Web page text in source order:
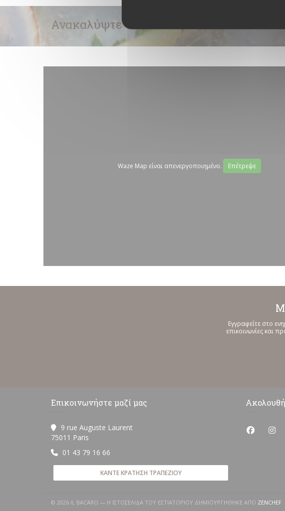
Ανακαλύψτε το μενού μας
Waze Map είναι απενεργοποιημένο. Επέτρεψε
Εγγραφείτε στο
επικοινωνίες και
Επικοινωνήστε μαζί μας
9 rue Auguste Laurent
75011 Paris
01 43 79 16 66
ΚΆΝΤΕ ΚΡΆΤΗΣΗ ΤΡΑΠΕΖΙΟΎ
© 2026 IL BACARO — Η ΙΣΤΟΣΕΛΊΔΑ ΤΟΥ ΕΣΤΙΑΤΟΡΊΟΥ ΔΗΜΙΟΥΡΓΉΘΗΚΕ ΑΠΌ ZENCHEF